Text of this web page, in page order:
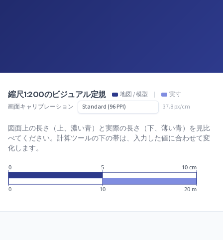
縮尺1:200のビジュアル定規 地図 / 模型 |
実寸
画面キャリブレーション
37.8 px/cm
図面上の長さ（上、濃い青）と実際の長さ（下、薄い青）を見比
べてください。計算ツールの下の帯は、入力した値に合わせて変
化します。
0
0
5
10
10 cm
20 m